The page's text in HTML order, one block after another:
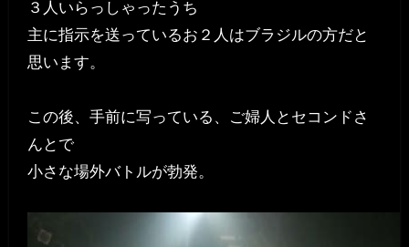
３人いらっしゃったうち
主に指示を送っているお２人はブラジルの方だと
思います。
この後、手前に写っている、ご婦人とセコンドさ
んとで
小さな場外バトルが勃発。